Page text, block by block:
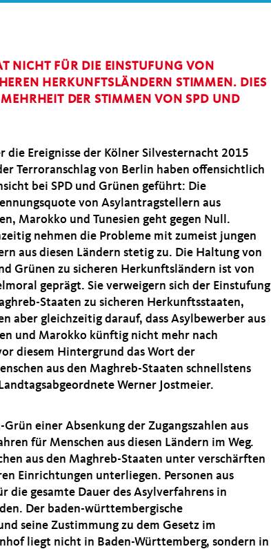
NICHT FÜR DIE EINSTUFUNG VON
HERKUNFTSLÄNDERN STIMMEN. DIES
DER STIMMEN VON SPD UND
die Ereignisse der Kölner Silvesternacht 2015
Terroranschlag von Berlin haben offensichtlich
bei SPD und Grünen geführt: Die
von Asylantragstellern aus
Marokko und Tunesien geht gegen Null.
nehmen die Probleme mit zumeist jungen
aus diesen Ländern stetig zu. Die Haltung von
Grünen zu sicheren Herkunftsländern ist von
geprägt. Sie verweigern sich der Einstufung
Staaten zu sicheren Herkunftsstaaten,
aber gleichzeitig darauf, dass Asylbewerber aus
und Marokko künftig nicht mehr nach
diesem Hintergrund das Wort der
aus den Maghreb-Staaten schnellstens
Werner Jostmeier.
einer Absenkung der Zugangszahlen aus
für Menschen aus diesen Ländern im Weg.
aus den Maghreb-Staaten unter verschärften
Einrichtungen unterliegen. Personen aus
gesamte Dauer des Asylverfahrens in
Der baden-württembergische
seine Zustimmung zu dem Gesetz im
liegt nicht in Baden-Württemberg, sondern in